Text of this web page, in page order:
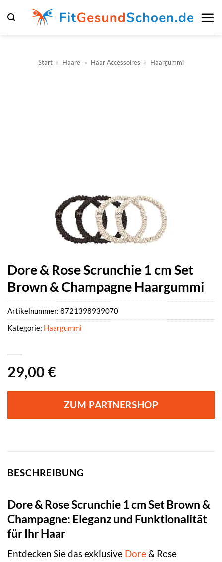
Inhalt
springen
Start » Haare » Haar Accessoires » Haargummi
Dore & Rose Scrunchie 1 cm Set
Brown & Champagne Haargummi
29,00 €
ZUM PARTNERSHOP
Artikelnummer: 8721398939070
Kategorie: Haargummi
BESCHREIBUNG
Dore & Rose Scrunchie 1 cm Set Brown &
Champagne: Eleganz und Funktionalität
für Ihr Haar
Entdecken Sie das exklusive Dore& Rose